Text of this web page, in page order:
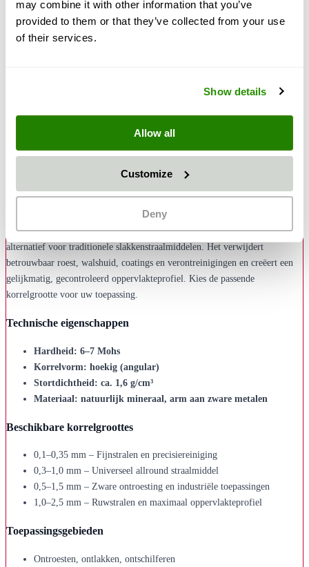
may combine it with other information that you’ve
provided to them or that they’ve collected from your use
of their services.
Show details
Allow all
Customize
Deny
Of vanaf € 35,75/maand met
Het Greenblast straalmiddel is een krachtig, natuurlijk eenwegstraalmiddel
met hoekige korrelstructuur – het hoogwaardige en milieuvriendelijkere
alternatief voor traditionele slakkenstraalmiddelen. Het verwijdert
betrouwbaar roest, walshuid, coatings en verontreinigingen en creëert een
gelijkmatig, gecontroleerd oppervlakteprofiel. Kies de passende
korrelgrootte voor uw toepassing.
Technische eigenschappen
Hardheid: 6–7 Mohs
Korrelvorm: hoekig (angular)
Stortdichtheid: ca. 1,6 g/cm³
Materiaal: natuurlijk mineraal, arm aan zware metalen
Beschikbare korrelgroottes
0,1–0,35 mm – Fijnstralen en precisiereiniging
0,3–1,0 mm – Universeel allround straalmiddel
0,5–1,5 mm – Zware ontroesting en industriële toepassingen
1,0–2,5 mm – Ruwstralen en maximaal oppervlakteprofiel
Toepassingsgebieden
Ontroesten, ontlakken, ontschilferen